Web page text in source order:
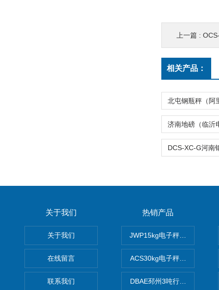
上一篇 :
相关产品：
关于我们
关于我们
在线留言
联系我们
热销产品
JWP15kg电子秤价格,15公
ACS30kg电子秤价格,30公
DBAE邳州3吨行车电子吊秤